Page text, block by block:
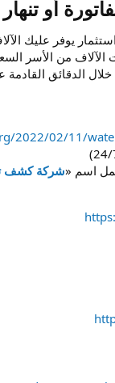
أو
من الأسر
الدقائق القادمة
2022/02/11/
اسم «شركة كشف